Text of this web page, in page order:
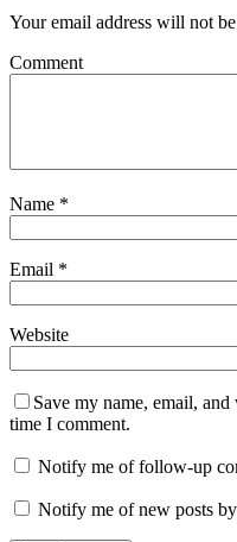
Your email address will not
Comment
Name *
Email *
Website
Save my name, email,
time I comment.
Notify me of follow-up
Notify me of new posts